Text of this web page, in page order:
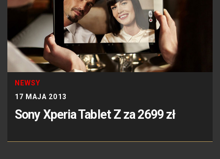
NEWSY
17 MAJA 2013
Sony Xperia Tablet Z za 2699 zł